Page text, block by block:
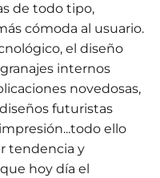
de todo tipo,
cómoda al usuario.
el diseño
internos
novedosas,
futuristas
ello
tendencia y
hoy día el